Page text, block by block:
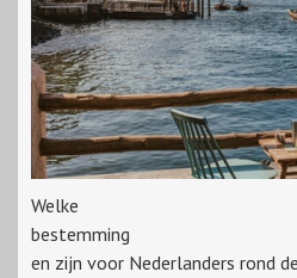
Welke
bestemming
en zijn voor Nederlanders rond